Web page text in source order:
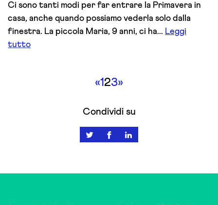
Ci sono tanti modi per far entrare la Primavera in
casa, anche quando possiamo vederla solo dalla
finestra. La piccola Maria, 9 anni, ci ha... Leggi
tutto
«123»
Condividi su